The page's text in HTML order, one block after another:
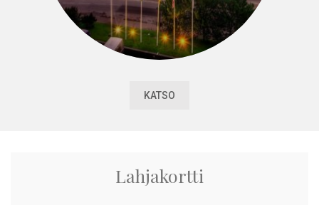
KATSO
Lahjakortti